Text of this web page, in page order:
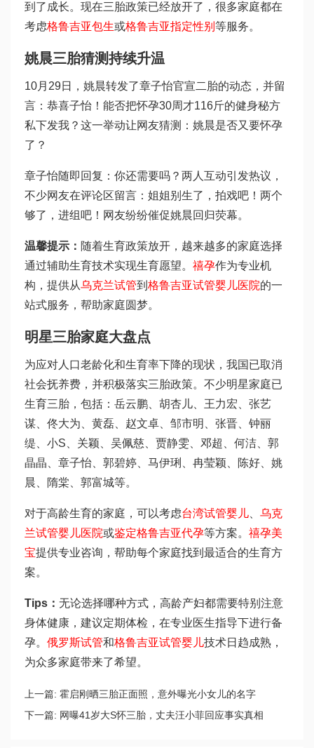
到了成长。现在三胎政策已经放开了，很多家庭都在
考虑格鲁吉亚包生或格鲁吉亚指定性别 等服务。
姚晨三胎猜测持续升温
10月29日，姚晨转发了章子怡官宣二胎的动态，并留
言：恭喜子怡！能否把怀孕30周才116斤的健身秘方
私下发我？这一举动让网友猜测：姚晨是否又要怀孕
了？
章子怡随即回复：你还需要吗？两人互动引发热议，
不少网友在评论区留言：姐姐别生了，拍戏吧！两个
够了，进组吧！网友纷纷催促姚晨回归荧幕。
温馨提示： 随着生育政策放开，越来越多的家庭选择
通过辅助生育技术实现生育愿望。 禧孕作为专业机
构，提供从乌克兰试管到 格鲁吉亚试管婴儿医院的一
站式服务，帮助家庭圆梦。
明星三胎家庭大盘点
为应对人口老龄化和生育率下降的现状，我国已取消
社会抚养费，并积极落实三胎政策。不少明星家庭已
生育三胎，包括：岳云鹏、胡杏儿、王力宏、张艺
谋、佟大为、黄磊、赵文卓、邹市明、张晋、钟丽
缇、小S、关颖、吴佩慈、贾静雯、邓超、何洁、郭
晶晶、章子怡、郭碧婷、马伊琍、冉莹颖、陈好、姚
晨、隋棠、郭富城等。
对于高龄生育的家庭，可以考虑台湾试管婴儿
乌克
兰试管婴儿医院或鉴定格鲁吉亚代孕等方案。 禧孕美
宝提供专业咨询，帮助每个家庭找到最适合的生育方
案。
Tips： 无论选择哪种方式，高龄产妇都需要特别注意
身体健康，建议定期体检，在专业医生指导下进行备
孕。 俄罗斯试管和格鲁吉亚试管婴儿技术日趋成熟，
为众多家庭带来了希望。
上一篇: 霍启刚晒三胎正面照，意外曝光小女儿的名字
下一篇: 网曝41岁大S怀三胎，丈夫汪小菲回应事实真相